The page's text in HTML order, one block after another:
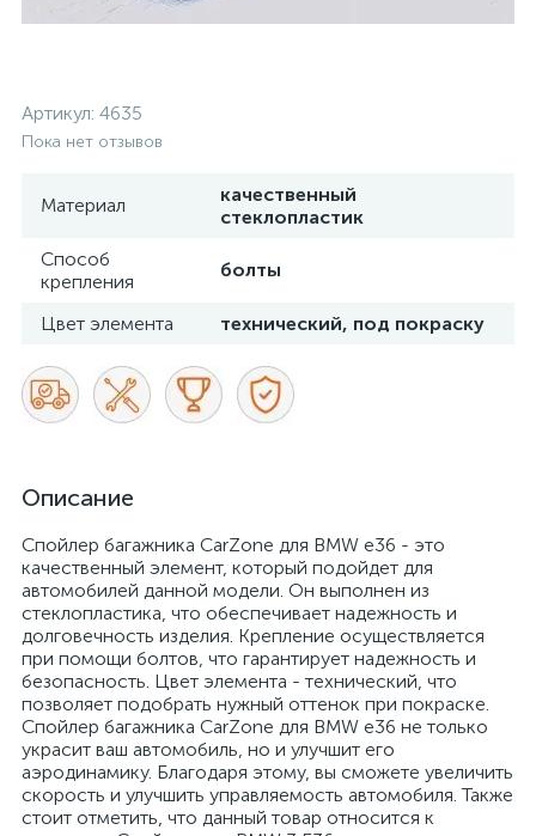
Артикул: 4635
Пока нет отзывов
Материал
качественный
стеклопластик
Способ
крепления
болты
Цвет элемента технический, под покраску
Описание
Спойлер багажника CarZone для BMW e36 - это
качественный элемент, который подойдет для
автомобилей данной модели. Он выполнен из
стеклопластика, что обеспечивает надежность и
долговечность изделия. Крепление осуществляется
при помощи болтов, что гарантирует надежность и
безопасность. Цвет элемента - технический, что
позволяет подобрать нужный оттенок при покраске.
Спойлер багажника CarZone для BMW e36 не только
украсит ваш автомобиль, но и улучшит его
аэродинамику. Благодаря этому, вы сможете увеличить
скорость и улучшить управляемость автомобиля. Также
стоит отметить, что данный товар относится к